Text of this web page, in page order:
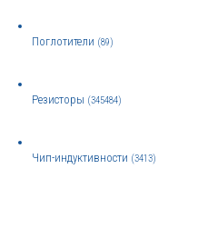
Поглотители (89)
Резисторы (345484)
Чип-индуктивности (3413)